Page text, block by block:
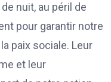
nuit, au péril de
pour garantir notre
paix sociale. Leur
et leur